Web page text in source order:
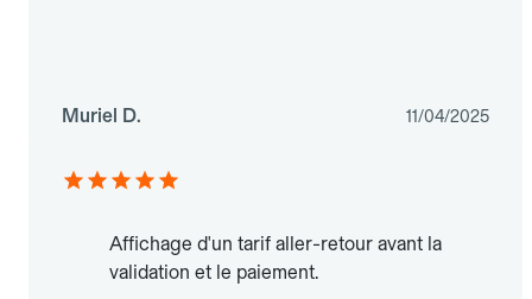
Muriel D. 11/04/2025
Affichage d'un tarif aller-retour avant la
validation et le paiement.